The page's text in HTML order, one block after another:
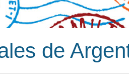
de